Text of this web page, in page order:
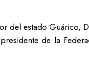
del estado Guárico,
de la